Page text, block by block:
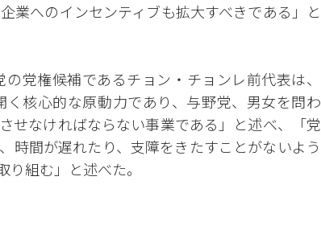
業へのインセンティブも拡大すべきである」と
党権候補であるチョン・チョンレ前代表は、
く核心的な原動力であり、与野党、男女を問わ
せなければならない事業である」と述べ、「党
時間が遅れたり、支障をきたすことがないよう
組む」と述べた。